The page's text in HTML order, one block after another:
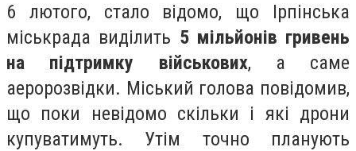
6 лютого, стало відомо, що Ірпінська
міськрада виділить 5 мільйонів гривень
на підтримку військових, а саме
аеророзвідки. Міський голова повідомив,
що поки невідомо скільки і які дрони
купуватимуть. Утім точно планують